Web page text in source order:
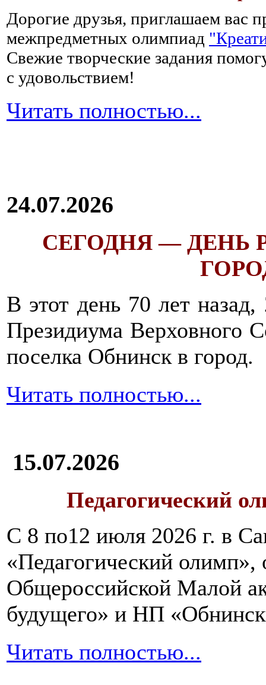
Дорогие друзья, приглашаем вас
межпредметных олимпиад
Свежие творческие задания
с удовольствием!
Читать полностью...
24.07.2026
СЕГОДНЯ — ДЕНЬ
В этот день 70 лет
Президиума Верховного
поселка Обнинск в город.
Читать полностью...
15.07.2026
Педагогический
С 8 по12 июля 2026 г. в
«Педагогический олимп»,
Общероссийской Малой
будущего» и НП
Читать полностью...